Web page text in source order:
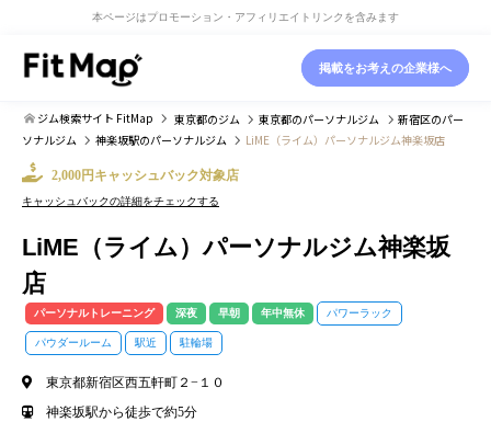
本ページはプロモーション・アフィリエイトリンクを含みます
掲載をお考えの企業様へ
ジム検索サイト FitMap 東京都のジム 東京都のパーソナルジム 新宿区のパー
ソナルジム
神楽坂駅のパーソナルジム LiME（ライム）パーソナルジム神楽坂店
2,000円キャッシュバック対象店
キャッシュバックの詳細をチェックする
LiME（ライム）パーソナルジム神楽坂
店
パーソナルトレーニング 深夜 早朝 年中無休 パワーラック
パウダールーム 駅近 駐輪場
東京都新宿区西五軒町２−１０
神楽坂駅から徒歩で約5分